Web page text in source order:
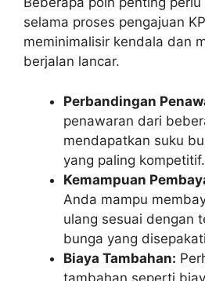
selama proses pengajuan
meminimalisir kendala dan
berjalan lancar.
Perbandingan
penawaran dari
mendapatkan suku
yang paling kompetitif.
Kemampuan
Anda mampu
ulang sesuai dengan
bunga yang
Biaya Tambahan:
tambahan seperti